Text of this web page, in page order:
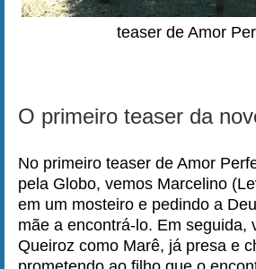
teaser de Amor
O primeiro teaser da
No primeiro teaser de Amor
pela Globo, vemos Marcelino
em um mosteiro e pedindo a
mãe a encontrá-lo. Em seguida,
Queiroz como Marê, já presa e